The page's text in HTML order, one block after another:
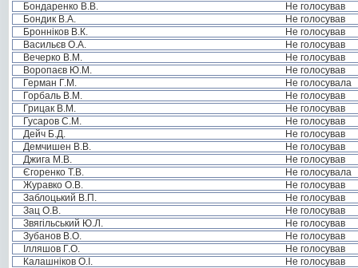
Бондаренко В.В.
Не голосував
Бондик В.А.
Не голосував
Бронніков В.К.
Не голосував
Васильєв О.А.
Не голосував
Вечерко В.М.
Не голосував
Воропаєв Ю.М.
Не голосував
Герман Г.М.
Не голосувала
Горбаль В.М.
Не голосував
Грицак В.М.
Не голосував
Гусаров С.М.
Не голосував
Дейч Б.Д.
Не голосував
Демчишен В.В.
Не голосував
Джига М.В.
Не голосував
Єгоренко Т.В.
Не голосувала
Журавко О.В.
Не голосував
Заблоцький В.П.
Не голосував
Зац О.В.
Не голосував
Звягільський Ю.Л.
Не голосував
Зубанов В.О.
Не голосував
Ілляшов Г.О.
Не голосував
Калашніков О.І.
Не голосував